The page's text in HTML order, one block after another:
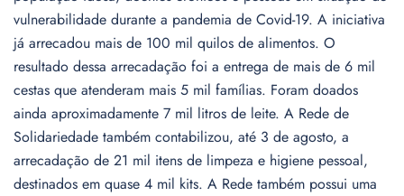
vulnerabilidade durante a pandemia de Covid-19. A iniciativa
já arrecadou mais de 100 mil quilos de alimentos. O
resultado dessa arrecadação foi a entrega de mais de 6 mil
cestas que atenderam mais 5 mil famílias. Foram doados
ainda aproximadamente 7 mil litros de leite. A Rede de
Solidariedade também contabilizou, até 3 de agosto, a
arrecadação de 21 mil itens de limpeza e higiene pessoal,
destinados em quase 4 mil kits. A Rede também possui uma